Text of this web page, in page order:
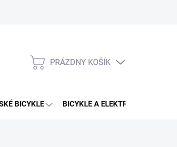
NÁKUPNÝ
PRÁZDNY KOŠÍK
BICYKLE BICYKLE A ELEKTRO BICYKLE